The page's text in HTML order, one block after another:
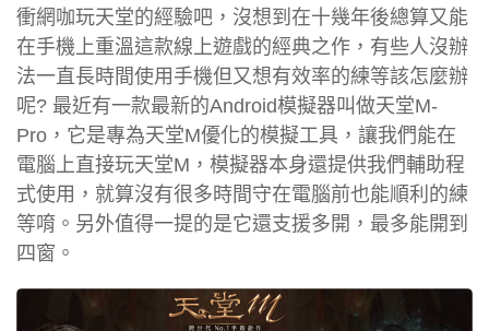
衝網咖玩天堂的經驗吧，沒想到在十幾年後總算又能
在手機上重溫這款線上遊戲的經典之作，有些人沒辦
法一直長時間使用手機但又想有效率的練等該怎麼辦
呢? 最近有一款最新的Android模擬器叫做天堂M-
Pro，它是專為天堂M優化的模擬工具，讓我們能在
電腦上直接玩天堂M，模擬器本身還提供我們輔助程
式使用，就算沒有很多時間守在電腦前也能順利的練
等唷。另外值得一提的是它還支援多開，最多能開到
四窗。